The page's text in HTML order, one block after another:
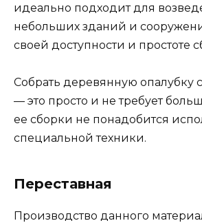
идеально подходит для
небольших зданий и
своей доступности и простоте
Собрать деревянную опалубку
— это просто и не требует
ее сборки не понадобится
специальной техники.
Переставная
Производство данного